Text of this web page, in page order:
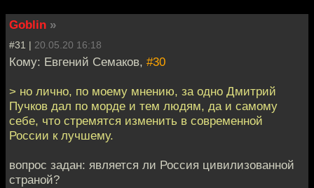
Goblin »
#31 | 20.05.20 16:18
Кому: Евгений Семаков, #30
> но лично, по моему мнению, за одно Дмитрий
Пучков дал по морде и тем людям, да и самому
себе, что стремятся изменить в современной
России к лучшему.
вопрос задан: является ли Россия цивилизованной
страной?